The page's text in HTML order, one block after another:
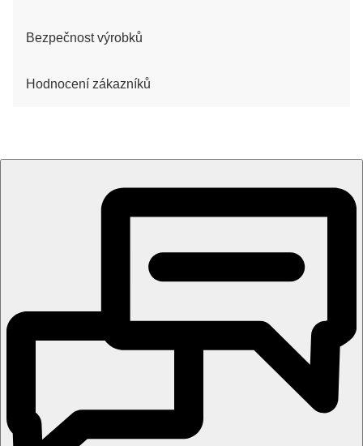
Bezpečnost výrobků
Hodnocení zákazníků